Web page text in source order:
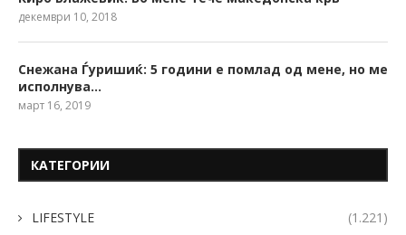
декември 10, 2018
Снежана Ѓуришиќ: 5 години е помлад од мене, но ме
исполнува…
март 16, 2019
КАТЕГОРИИ
LIFESTYLE (1.221)